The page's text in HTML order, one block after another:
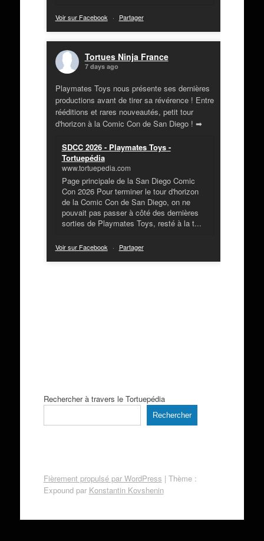
Voir sur Facebook · Partager
Tortues Ninja France
7 days ago
Playmates Toys nous présente ses dernières
productions avant de tirer sa révérence ! Entre
rééditions et rares nouveautés, petit tour
d'horizon à la Comic Con de San Diego ! ➡
SDCC 2026 - Playmates Toys -
Tortuepédia
www.tortuepedia.com
Page principale de la San Diego Comic
Con 2026 Pour terminer le tour d'horizon
de la Comic Con de San Diego, on ne
pouvait pas passer à côté des dernières
sorties de Playmates Toys, resté à la t...
Voir sur Facebook · Partager
Rechercher à travers le Tortuepédia
Rechercher
Fièrement propulsé par WordPress | Thème :
Expound par Konstantin Kovshenin